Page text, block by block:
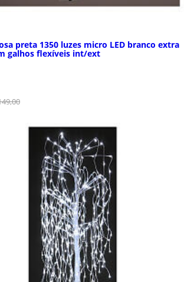
preta 1350 luzes micro LED branco extra
galhos flexíveis int/ext